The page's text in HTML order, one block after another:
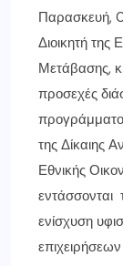
Παρασκευή,
Διοικητή της
Μετάβασης,
προσεχές
της Δίκαιης
Εθνικής
ενίσχυση